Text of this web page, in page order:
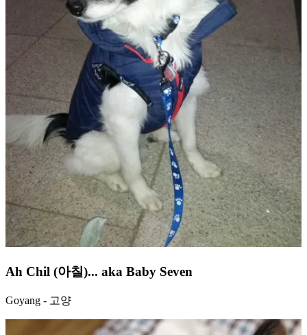
Ah Chil (아칠)... aka Baby Seven
Goyang - 고양